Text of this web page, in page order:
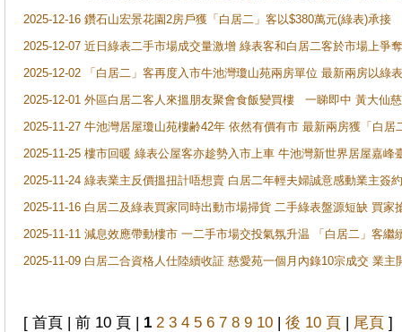
2025-12-16 鑽石山宏景花園2房戶獲「白居二」客以$380萬元(綠表)承接
2025-12-07 近日綠表二手市場成交量激增 綠表客和白居二客於市場上
2025-12-02 「白居二」客再度入市牛池灣瓊山苑兩房單位 最新兩房以綠
2025-12-01 外區白居二客人來搵朋友聚會食飯變買樓 一睇即中 黃大仙
2025-11-27 牛池灣居屋瓊山苑樓齢42年 依然有價有市 最新兩房獲「白居
2025-11-25 樓市回暖 綠表公屋客亦趁勢入市上車 牛池灣新世界居屋嘉峰
2025-11-24 綠表業主反價搵扭計唔想賣 白居二年輕夫婦誠意感動業主簽
2025-11-16 白居二及綠表買家同時出動市場掃貨 二手綠表盤源短缺 買
2025-11-11 減息效應帶動樓市 一二手市場交投氣氛升温 「白居二」客
2025-11-09 白居二合資格人仕陸續收証 慈愛苑一個月內錄10宗成交 業
[ 首頁 | 前 10 頁 | 1 2 3 4 5 6 7 8 9 10 | 後 10 頁 | 尾頁 ]